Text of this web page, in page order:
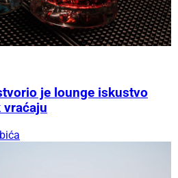
je lounge iskustvo
vraćaju